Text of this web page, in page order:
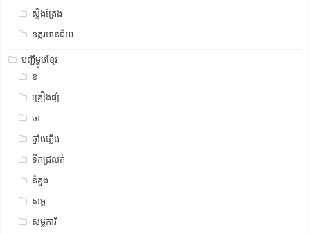
ស្ទឹង​​ត្រែង
ឧត្ដរមានជ័យ
បញ្ជីម្ហូបខ្មែរ
ខ
គ្រឿងផ្សំ
ឆា
ឆ្នាំងភ្លើង
ទឹកជ្រលក់
នំគួង
សម្ល
សម្លការី